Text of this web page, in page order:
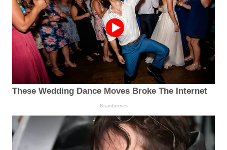
These Wedding Dance Moves Broke The Internet
Brainberries